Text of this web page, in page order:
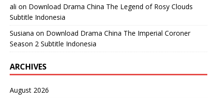
ali on Download Drama China The Legend of Rosy Clouds
Subtitle Indonesia
Susiana on Download Drama China The Imperial Coroner
Season 2 Subtitle Indonesia
ARCHIVES
August 2026